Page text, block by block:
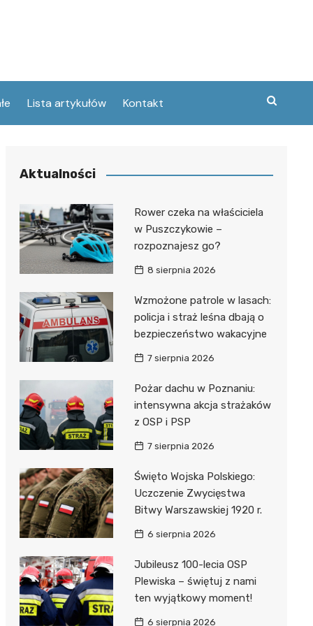
Lista artykułów Kontakt
Aktualności
Rower czeka na właściciela
w Puszczykowie –
rozpoznajesz go?
8 sierpnia 2026
Wzmożone patrole w lasach:
policja i straż leśna dbają o
bezpieczeństwo wakacyjne
7 sierpnia 2026
Pożar dachu w Poznaniu:
intensywna akcja strażaków
z OSP i PSP
7 sierpnia 2026
Święto Wojska Polskiego:
Uczczenie Zwycięstwa
Bitwy Warszawskiej 1920 r.
6 sierpnia 2026
Jubileusz 100-lecia OSP
Plewiska – świętuj z nami
ten wyjątkowy moment!
6 sierpnia 2026